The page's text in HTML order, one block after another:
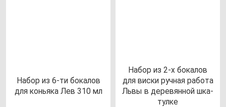
Набор из 6-ти бо­ка­лов
для конь­яка Лев 310 мл
Набор из 2-х бо­ка­лов
для вис­ки руч­ная ра­бо­та
Ль­вы в де­ре­вян­ной шка­
тул­ке